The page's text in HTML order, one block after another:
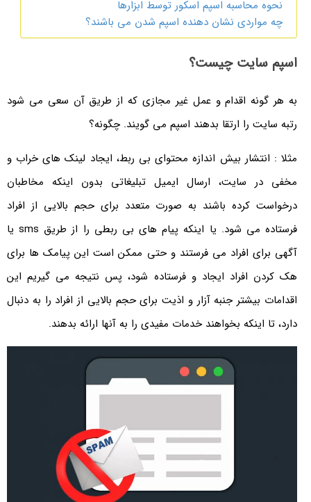
نحوه محاسبه اسپم اسکور توسط ابزارها
چه مواردی نشان دهنده اسپم شدن می باشند؟
اسپم سایت چیست؟
به هر گونه اقدام و عمل غیر مجازی که از طریق آن سعی می شود
رتبه سایت را ارتقا بدهند اسپم می گویند. چگونه؟
مثلا : انتشار بیش اندازه محتوای بی ربط، ایجاد لینک های خراب و
مخفی در سایت، ارسال ایمیل تبلیغاتی بدون اینکه مخاطبان
درخواست کرده باشند به صورت متعدد برای حجم بالایی از افراد
فرستاده می شود. یا اینکه پیام های بی ربطی را از طریق sms یا
آگهی برای افراد می فرستند و حتی ممکن است این پیامک ها برای
هک کردن افراد ایجاد و فرستاده شود، پس نتیجه می گیریم این
اقدامات بیشتر جنبه آزار و اذیت برای حجم بالایی از افراد را به دنبال
دارد، تا اینکه بخواهند خدمات مفیدی را به آنها ارائه بدهند.